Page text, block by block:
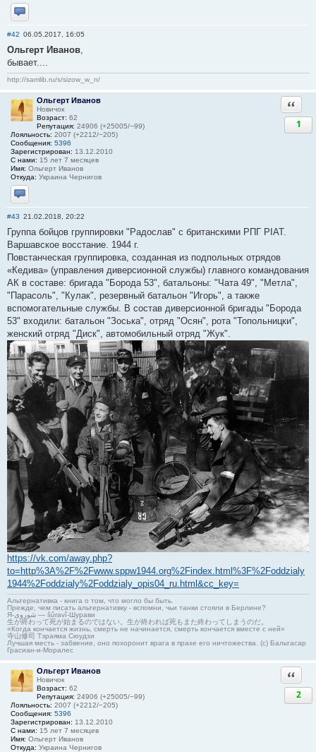
Отправить личное сообщение
#42 06.05.2017, 16:05
Ольгерт Иванов,
бывает....
http://samlib.ru/s/sizow_w_n/
Ольгерт Иванов
Новичок
Возраст: 62
Репутация: 24906 (+25005/−99)
Лояльность: 2007 (+2212/−205)
Сообщения: 5396
Зарегистрирован: 13.12.2010
С нами: 15 лет 7 месяцев
Имя: Ольгерт Иванов
Откуда: Украина Чернигов
Отправить личное сообщение
1
#43 21.02.2018, 20:22
Группа бойцов группировки "Радослав" с британскими РПГ PIAT.
Варшавское восстание. 1944 г.
Повстанческая группировка, созданная из подпольных отрядов
«Кедива» (управления диверсионной службы) главного командования
АК в составе: бригада "Борода 53", батальоны: "Чата 49", "Метла",
"Парасоль", "Кулак", резервный батальон "Игорь", а также
вспомогательные службы. В состав диверсионной бригады "Борода
53" входили: батальон "Зоська", отряд "Осян", рота "Топольницки",
женский отряд "Диск", автомобильный отряд "Жук".
https://vk.com/away.php?
to=http%3A%2F%2Fwww.sppw1944.org%2Findex.html%3F%2Foddzialy
1944%2Foddzialy%2Foddzialy_opis04_ru.html&cc_key=
Альтернативка - книга о том, что могло бы быть.
Прежде, чем писать альтернативку - вспомни, чьи танки стояли в Берлине?
Я-شوروی — šûravî-Шурави
生が終わって死が始まるのではない。生が終われば死もまた終わってしまうのだ。
«Когда кончается жизнь, смерть не начинается, смерть кончается вместе с ней»
寺山修司 Тэраяма Сюудзи
Лучшая месть - забвение, оно похоронит врага в прахе его ничтожества. (с) Бальтасар
Грасиан-и-Моралес
Ольгерт Иванов
Новичок
Возраст: 62
Репутация: 24906 (+25005/−99)
Лояльность: 2007 (+2212/−205)
Сообщения: 5396
Зарегистрирован: 13.12.2010
С нами: 15 лет 7 месяцев
Имя: Ольгерт Иванов
Откуда: Украина Чернигов
2